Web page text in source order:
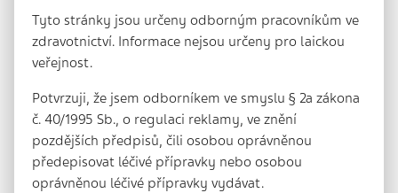
léky jsou preferovány u pacientů se středně
závažným…
Tyto stránky jsou určeny odborným pracovníkům ve
zdravotnictví. Informace nejsou určeny pro laickou
veřejnost.
Potvrzuji, že jsem odborníkem ve smyslu § 2a zákona
č. 40/1995 Sb., o regulaci reklamy, ve znění
pozdějších předpisů, čili osobou oprávněnou
předepisovat léčivé přípravky nebo osobou
oprávněnou léčivé přípravky vydávat.